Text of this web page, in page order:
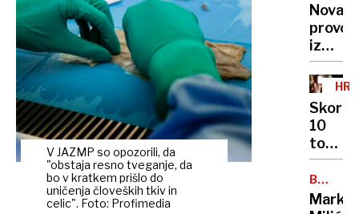
V JAZMP so opozorili, da
"obstaja resno tveganje, da
bo v kratkem prišlo do
uničenja človeških tkiv in
celic". Foto: Profimedia
Nova
iz
Putin
Evropo
z
usodi
Skoraj
10
ton
pršuta
bo
romalo
BREZ
DLAKE
NA
Marko